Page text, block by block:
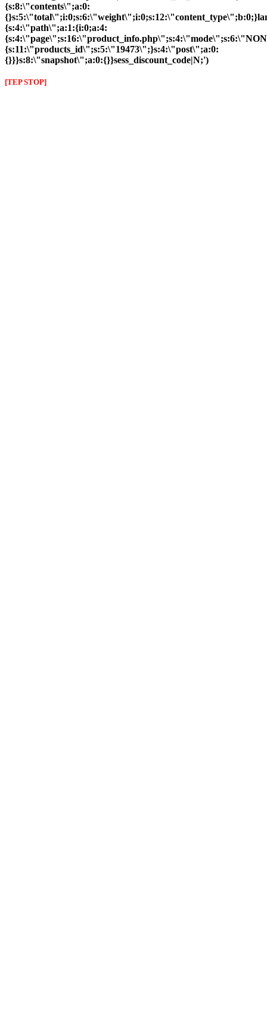
{s:8:\"contents\";a:0:
{s:4:\"path\";a:1:{i:0;a:4:
{s:11:\"products_id\";s:5:\"19473\";}s:4:\"post\";a:0:
{}}}s:8:\"snapshot\";a:0:{}}sess_discount_code|N;')
[TEP STOP]